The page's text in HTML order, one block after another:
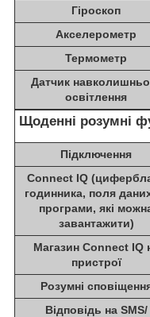
Гіроскоп
Акселерометр
Термометр
Датчик
освітлення
Щоденні розумні
Підключення
Connect IQ
годинника, поля
програми, які
завантажити)
Магазин Connect IQ
пристрої
Розумні
Відповідь на SMS/